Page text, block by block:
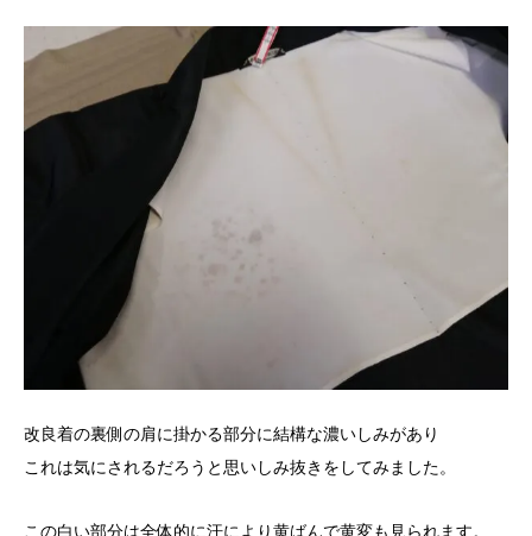
改良着の裏側の肩に掛かる部分に結構な濃いしみがあり
これは気にされるだろうと思いしみ抜きをしてみました。
この白い部分は全体的に汗により黄ばんで黄変も見られます。